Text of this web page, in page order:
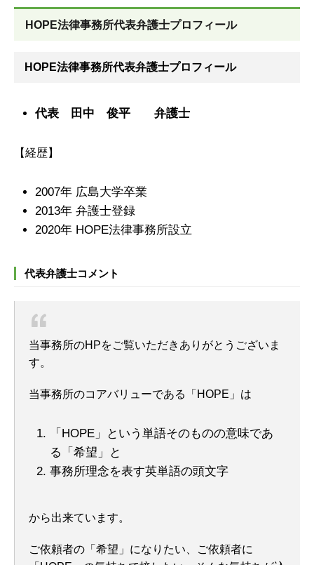
HOPE法律事務所代表弁護士プロフィール
HOPE法律事務所代表弁護士プロフィール
代表 田中 俊平 弁護士
【経歴】
2007年 広島大学卒業
2013年 弁護士登録
2020年 HOPE法律事務所設立
代表弁護士コメント
当事務所のHPをご覧いただきありがとうございま
す。
当事務所のコアバリューである「HOPE」は
「HOPE」という単語そのものの意味であ
る「希望」と
事務所理念を表す英単語の頭文字
から出来ています。
ご依頼者の「希望」になりたい、ご依頼者に